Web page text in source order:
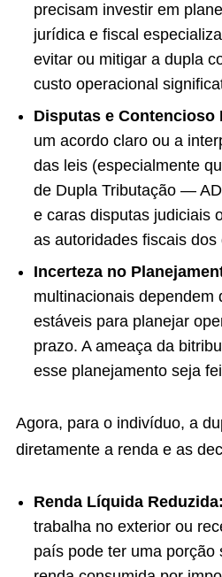
precisam investir em
jurídica e fiscal
evitar ou mitigar a dupla
custo operacional
Disputas e Contencioso
um acordo claro ou a
das leis (especialmente
de Dupla Tributação —
e caras disputas judiciais
as autoridades fiscais dos
Incerteza no
multinacionais dependem
estáveis para planejar
prazo. A ameaça da
esse planejamento seja
Agora, para o indivíduo, a
diretamente a renda e as
Renda Líquida Reduzida:
trabalha no exterior ou
país pode ter uma porção